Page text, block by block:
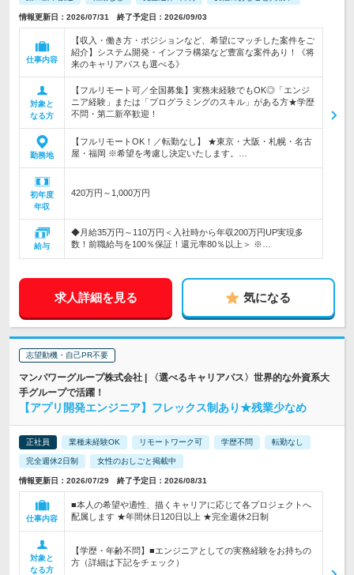
情報更新日：2026/07/31 終了予定日：2026/09/03
仕事内容
【収入・働き方・ポジションなど、希望にマッチした案件をご
紹介】システム開発・インフラ構築など豊富な案件あり！《将
来のキャリアパスも選べる》
対象と
なる方
【フルリモート可／全国募集】実務未経験でもOK◎「エンジ
ニア経験」または「プログラミングのスキル」がある方★学歴
不問・第二新卒歓迎！
勤務地
【フルリモートOK！／転勤なし】 ★東京・大阪・札幌・名古
屋・福岡 ※希望を考慮し決定いたします。…
初年度
年収
420万円～1,000万円
給与
◆月給35万円～110万円＜入社時から年収200万円UP実現多
数！前職給与を100％保証！還元率80％以上＞ ※…
求人詳細を見る 気になる
志望動機・自己PR不要
マンパワーグループ株式会社 | 〈選べるキャリアパス〉世界的な外資系大
手グループで活躍！
【アプリ開発エンジニア】フレックス制あり★残業少なめ
正社員 業種未経験OK リモートワーク可 学歴不問 転勤なし
完全週休2日制 女性のおしごと掲載中
情報更新日：2026/07/29 終了予定日：2026/08/31
仕事内容
■本人の希望や適性、描くキャリアに応じて各プロジェクトへ
配属します ★年間休日120日以上 ★完全週休2日制
対象と
なる方
【学歴・年齢不問】■エンジニアとしての実務経験をお持ちの
方（詳細は下記をチェック）